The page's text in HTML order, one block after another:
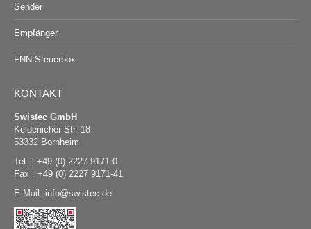
Sender
Empfänger
FNN-Steuerbox
KONTAKT
Swistec GmbH
Keldenicher Str. 18
53332 Bornheim
Tel. : +49 (0) 2227 9171-0
Fax : +49 (0) 2227 9171-41
E-Mail:
@swistec.de